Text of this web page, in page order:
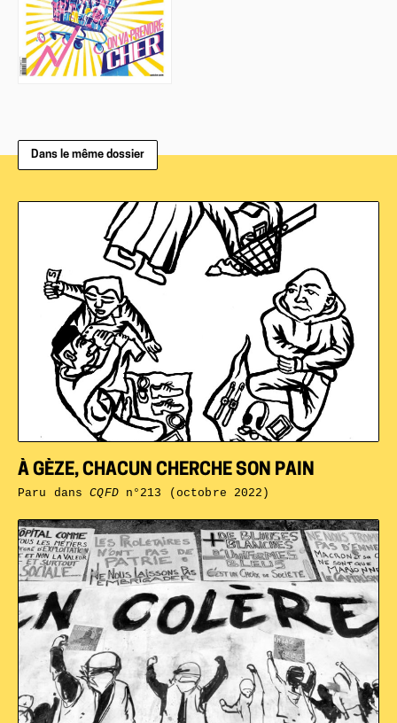
Dans le même dossier
À GÈZE, CHACUN CHERCHE SON PAIN
Paru dansCQFDn°213 (octobre 2022)